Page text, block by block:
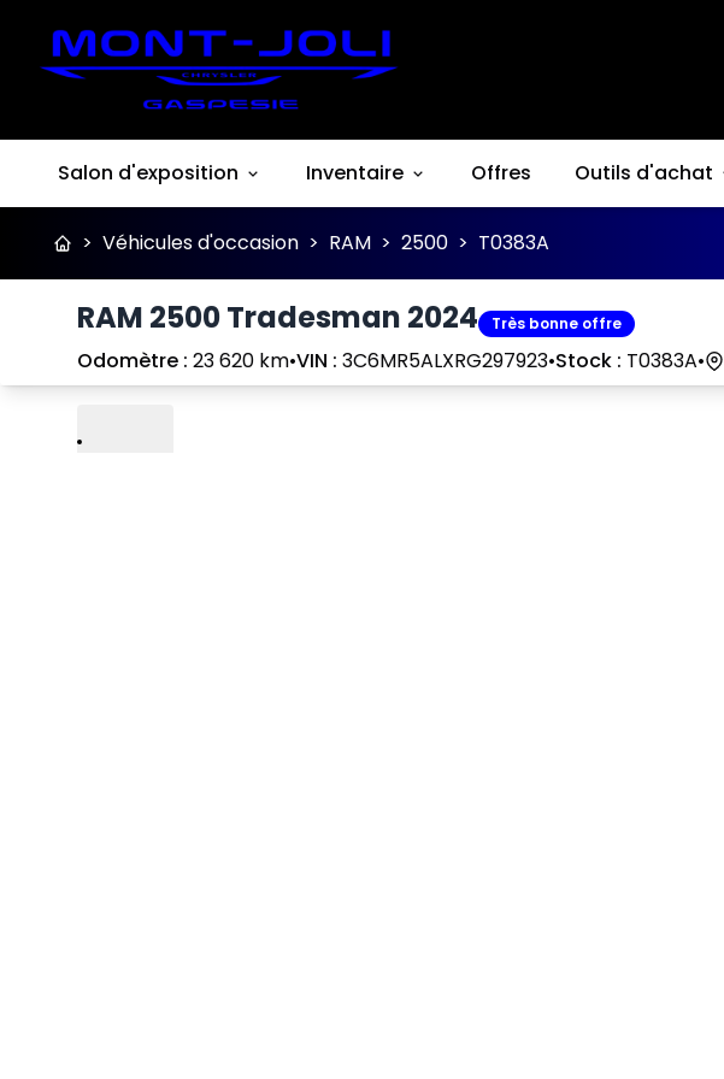
Salon d'exposition Inventaire Offres Outils d'achat
> Véhicules d'occasion > RAM > 2500 > T0383A
RAM 2500 Tradesman 2024 Très bonne offre
Odomètre : 23 620 km•VIN : 3C6MR5ALXRG297923•Stock : T0383A•
Lire Précédent
Suivant